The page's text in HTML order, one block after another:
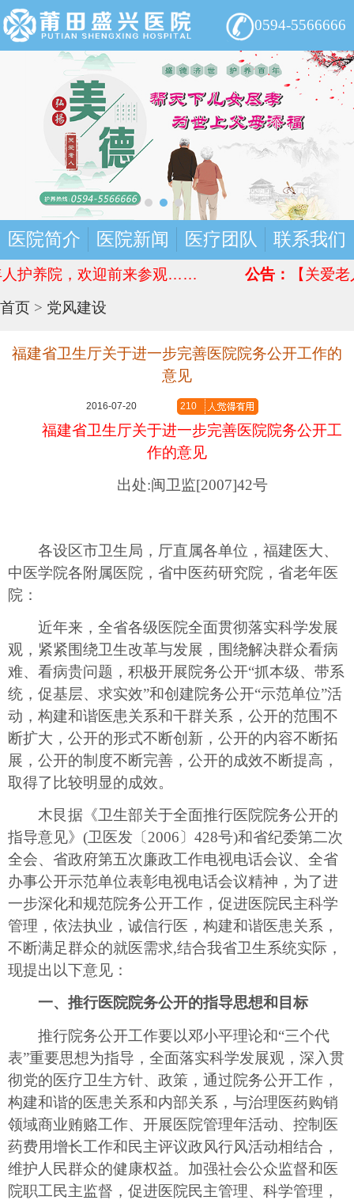
0594-5566666
医院简介 医院新闻 医疗团队 联系我们
养院，欢迎前来参观…… 公告：【关爱老人
首页 > 党风建设
福建省卫生厅关于进一步完善医院院务公开工作的
意见
2016-07-20 210
福建省卫生厅关于进一步完善医院院务公开工
作的意见
出处:闽卫监[2007]42号
各设区市卫生局，厅直属各单位，福建医大、
中医学院各附属医院，省中医药研究院，省老年医
院：
近年来，全省各级医院全面贯彻落实科学发展
观，紧紧围绕卫生改革与发展，围绕解决群众看病
难、看病贵问题，积极开展院务公开“抓本级、带系
统，促基层、求实效”和创建院务公开“示范单位”活
动，构建和谐医患关系和干群关系，公开的范围不
断扩大，公开的形式不断创新，公开的内容不断拓
展，公开的制度不断完善，公开的成效不断提高，
取得了比较明显的成效。
木艮据《卫生部关于全面推行医院院务公开的
指导意见》(卫医发〔2006〕428号)和省纪委第二次
全会、省政府第五次廉政工作电视电话会议、全省
办事公开示范单位表彰电视电话会议精神，为了进
一步深化和规范院务公开工作，促进医院民主科学
管理，依法执业，诚信行医，构建和谐医患关系，
不断满足群众的就医需求,结合我省卫生系统实际，
现提出以下意见：
一、推行医院院务公开的指导思想和目标
推行院务公开工作要以邓小平理论和“三个代
表”重要思想为指导，全面落实科学发展观，深入贯
彻党的医疗卫生方针、政策，通过院务公开工作，
构建和谐的医患关系和内部关系，与治理医药购销
领域商业贿赂工作、开展医院管理年活动、控制医
药费用增长工作和民主评议政风行风活动相结合，
维护人民群众的健康权益。加强社会公众监督和医
院职工民主监督，促进医院民主管理、科学管理，